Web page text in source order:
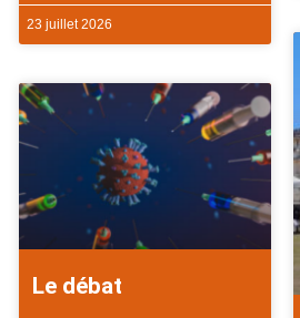
23 juillet 2026
Le débat